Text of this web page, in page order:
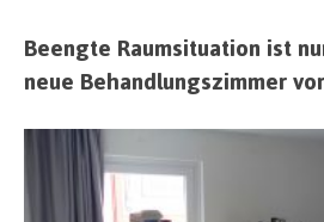
Beengte Raumsituation ist
neue Behandlungszimmer